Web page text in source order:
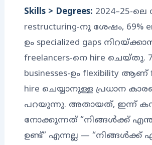
Skills > Degrees: 2024–25-ലെ
restructuring-നു ശേഷം, 69%
ഉം specialized gaps
freelancers-നെ hire ചെയ്തു.
businesses-ഉം flexibility ആണ്
hire ചെയ്യാനുള്ള പ്രധാന
പറയുന്നു. അതായത്, ഇന്ന്
നോക്കുന്നത് “നിങ്ങൾക്ക് എന്ത്
ഉണ്ട്” എന്നല്ല — “നിങ്ങൾക്ക്